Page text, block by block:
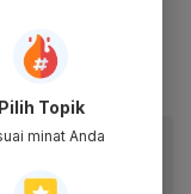
dalam
dan nikmati
Pilih Topik
minat Anda